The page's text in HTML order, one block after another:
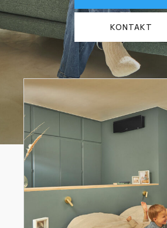
KONTAKT